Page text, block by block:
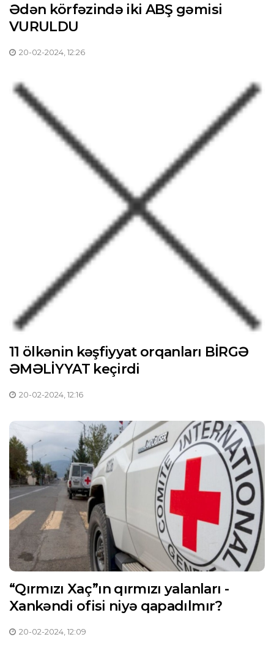
Ədən körfəzində iki ABŞ gəmisi
VURULDU
20-02-2024, 12:26
11 ölkənin kəşfiyyat orqanları BİRGƏ
ƏMƏLİYYAT keçirdi
20-02-2024, 12:16
“Qırmızı Xaç”ın qırmızı yalanları -
Xankəndi ofisi niyə qapadılmır?
20-02-2024, 12:09